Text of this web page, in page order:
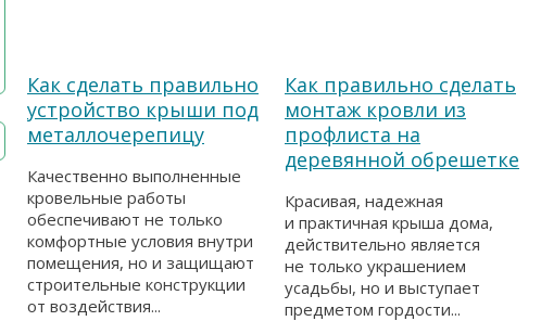
Как сделать правильно
устройство крыши под
металлочерепицу
Качественно выполненные
кровельные работы
обеспечивают не только
комфортные условия внутри
помещения, но и защищают
строительные конструкции
от воздействия...
Как правильно сделать
монтаж кровли из
профлиста на
деревянной обрешетке
Красивая, надежная
и практичная крыша дома,
действительно является
не только украшением
усадьбы, но и выступает
предметом гордости...